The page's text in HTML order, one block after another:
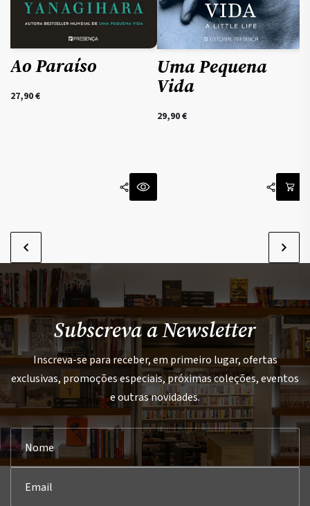
Ao Paraíso
27,90€
Uma Pequena
Vida
29,90€
Subscreva a Newsletter
Inscreva-se para receber, em primeiro lugar, ofertas
exclusivas, promoções especiais, próximas coleções, eventos
e outras novidades.